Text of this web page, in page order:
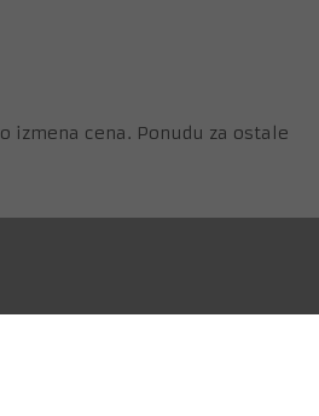
izmena cena. Ponudu za ostale